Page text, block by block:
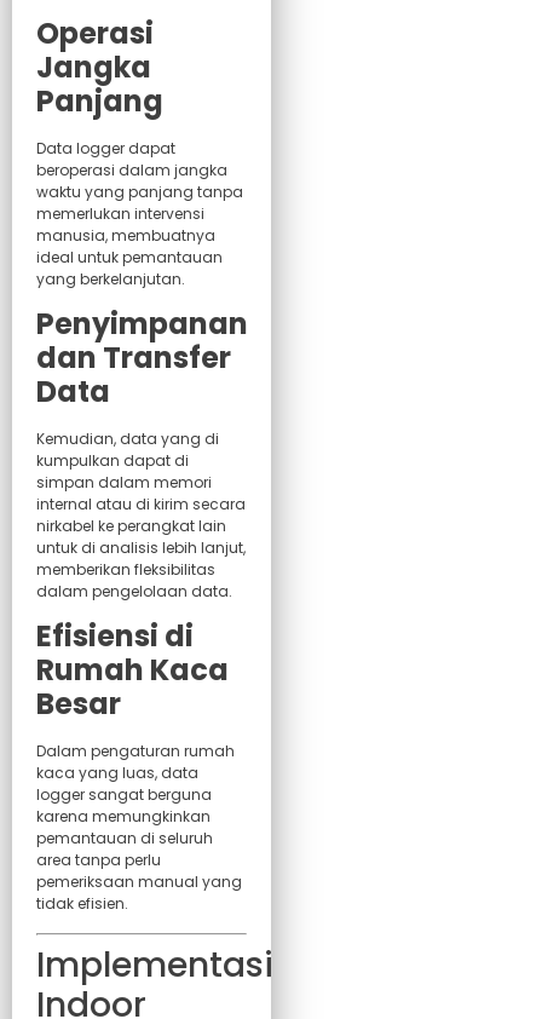
Operasi
Jangka
Panjang
Data logger dapat
beroperasi dalam jangka
waktu yang panjang tanpa
memerlukan intervensi
manusia, membuatnya
ideal untuk pemantauan
yang berkelanjutan.
Penyimpanan
dan Transfer
Data
Kemudian, data yang di
kumpulkan dapat di
simpan dalam memori
internal atau di kirim secara
nirkabel ke perangkat lain
untuk di analisis lebih lanjut,
memberikan fleksibilitas
dalam pengelolaan data.
Efisiensi di
Rumah Kaca
Besar
Dalam pengaturan rumah
kaca yang luas, data
logger sangat berguna
karena memungkinkan
pemantauan di seluruh
area tanpa perlu
pemeriksaan manual yang
tidak efisien.
Implementasi
Indoor